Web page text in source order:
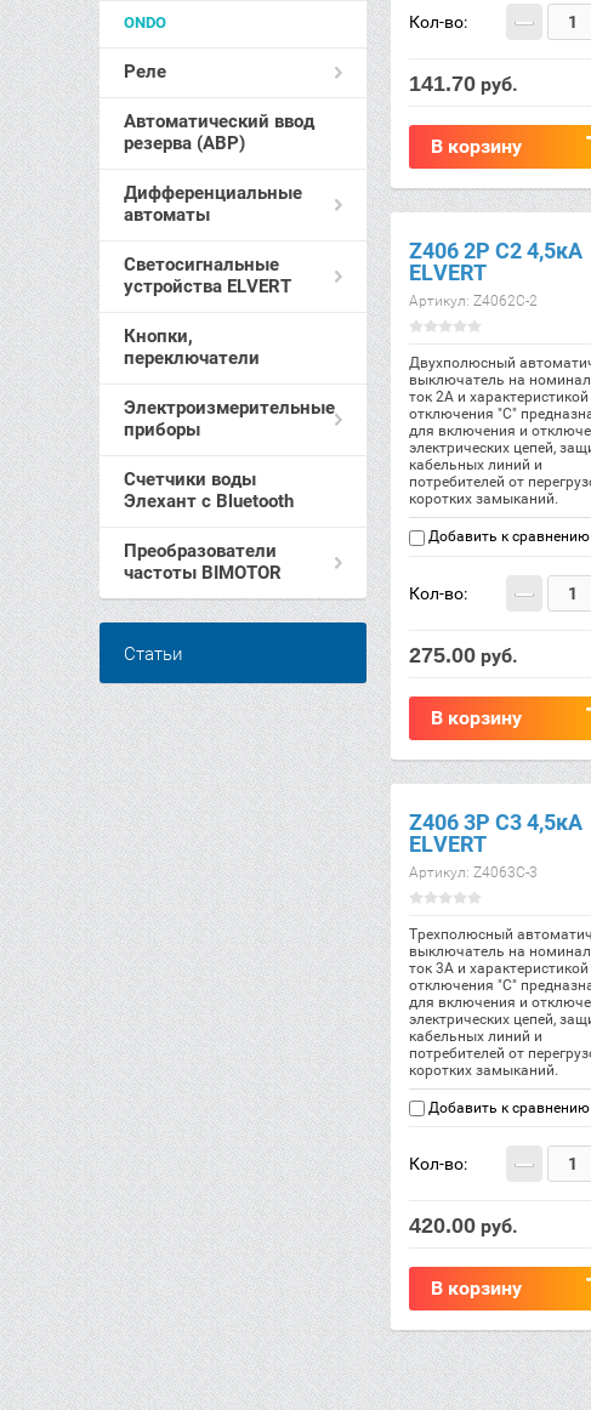
ONDO
Реле
Автоматический ввод
резерва (АВР)
Дифференциальные
автоматы
Светосигнальные
устройства ELVERT
Кнопки,
переключатели
Электроизмерительные
приборы
Счетчики воды
Элехант c Bluetooth
Преобразователи
частоты BIMOTOR
Статьи
Кол-во: −
141.70 руб.
В корзину
Z406 2Р C2 4,5кА
ELVERT
Артикул: Z4062C-2
Двухполюсный
выключатель на
ток 2А и характеристикой
отключения "С"
для включения и
электрических цепей,
кабельных линий и
потребителей от
коротких замыканий.
Добавить к сравнению
Кол-во: −
275.00 руб.
В корзину
Z406 3Р C3 4,5кА
ELVERT
Артикул: Z4063C-3
Трехполюсный
выключатель на
ток 3А и характеристикой
отключения "С"
для включения и
электрических цепей,
кабельных линий и
потребителей от
коротких замыканий.
Добавить к сравнению
Кол-во: −
420.00 руб.
В корзину